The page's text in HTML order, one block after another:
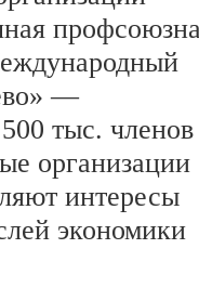
—
тыс. членов
организации
интересы
экономики